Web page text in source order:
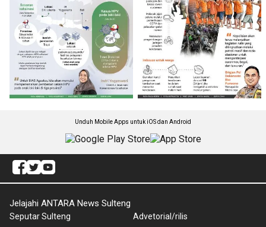
Unduh Mobile Apps untuk iOS dan Android
Jelajahi ANTARA News Sulteng
Seputar Sulteng
Advetorial/rilis